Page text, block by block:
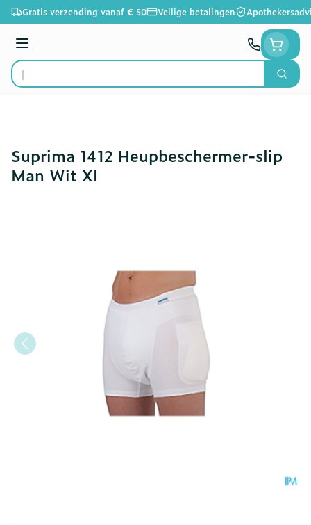
Ga naar de inhoud
Gratis verzending vanaf € 50 Veilige betalingen
Menu
Product, merk, categorie...
Zoek
Suprima 1412 Heupbeschermer-slip
Man Wit Xl